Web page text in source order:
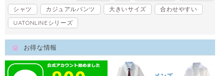
シャツ
カジュアルパンツ 大きいサイズ
合わせやすい
UATONLINEシリーズ
お得な情報